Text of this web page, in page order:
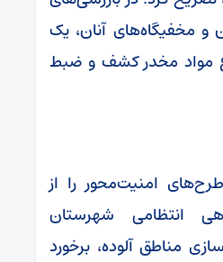
و مخفیگاه‌های آنان، یک
انواع مواد مخدر کشف و ضبط
امنیت‌محور را از
انتظامی شهرستان
مناطق آلوده، برخورد